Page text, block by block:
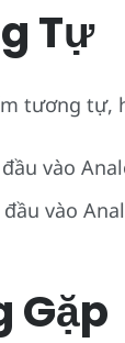
Tự
tương tự,
đầu vào
đầu vào
Gặp